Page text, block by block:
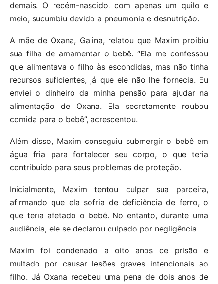
demais. O recém-nascido, com apenas um quilo e
meio, sucumbiu devido a pneumonia e desnutrição.
A mãe de Oxana, Galina, relatou que Maxim proibiu
sua filha de amamentar o bebê. “Ela me confessou
que alimentava o filho às escondidas, mas não tinha
recursos suficientes, já que ele não lhe fornecia. Eu
enviei o dinheiro da minha pensão para ajudar na
alimentação de Oxana. Ela secretamente roubou
comida para o bebê”, acrescentou.
Além disso, Maxim conseguiu submergir o bebê em
água fria para fortalecer seu corpo, o que teria
contribuído para seus problemas de proteção.
Inicialmente, Maxim tentou culpar sua parceira,
afirmando que ela sofria de deficiência de ferro, o
que teria afetado o bebê. No entanto, durante uma
audiência, ele se declarou culpado por negligência.
Maxim foi condenado a oito anos de prisão e
multado por causar lesões graves intencionais ao
filho. Já Oxana recebeu uma pena de dois anos de